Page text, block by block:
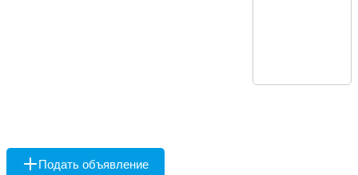
Подать объявление